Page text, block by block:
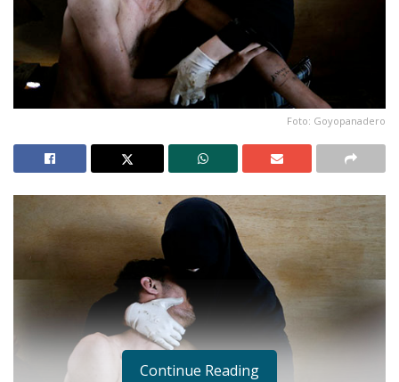
Foto: Goyopanadero
Continue Reading